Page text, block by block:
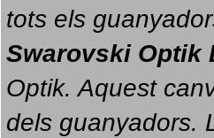
tots els
Swarovski Optik
Optik. Aquest
dels guanyadors.